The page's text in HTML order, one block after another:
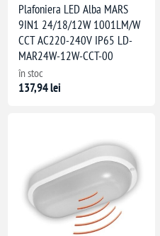
Plafoniera LED Alba MARS
9IN1 24/18/12W 1001LM/W
CCT AC220-240V IP65 LD-
MAR24W-12W-CCT-00
în stoc
137,94 lei